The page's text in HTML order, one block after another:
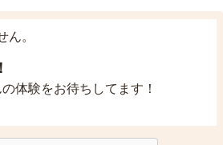
ん。
体験をお待ちしてます！